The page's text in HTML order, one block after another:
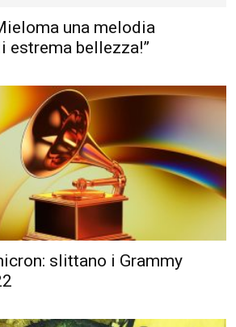
una melodia
estrema bellezza!”
slittano i Grammy